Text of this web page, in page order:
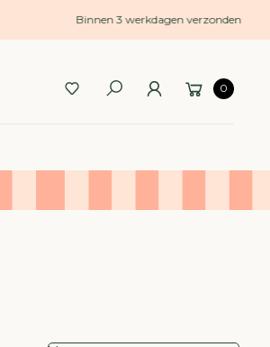
Binnen 3 werkdagen verzonden
0